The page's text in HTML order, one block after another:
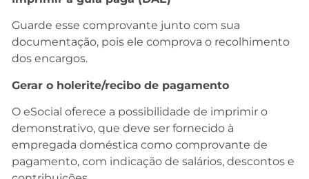
Guarde esse comprovante junto com sua
documentação, pois ele comprova o recolhimento
dos encargos.
Gerar o holerite/recibo de pagamento
O eSocial oferece a possibilidade de imprimir o
demonstrativo, que deve ser fornecido à
empregada doméstica como comprovante de
pagamento, com indicação de salários, descontos e